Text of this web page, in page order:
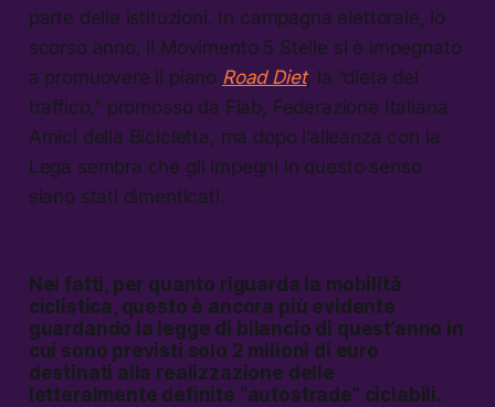
parte delle istituzioni. In campagna elettorale, lo
scorso anno, il Movimento 5 Stelle si è impegnato
a promuovere il piano Road Diet, la “dieta del
traffico,” promosso da Fiab, Federazione Italiana
Amici della Bicicletta, ma dopo l’alleanza con la
Lega sembra che gli impegni in questo senso
siano stati dimenticati.
Nei fatti, per quanto riguarda la mobilità
ciclistica, questo è ancora più evidente
guardando la legge di bilancio di quest’anno in
cui sono previsti solo 2 milioni di euro
destinati alla realizzazione delle
letteralmente definite “autostrade” ciclabili.